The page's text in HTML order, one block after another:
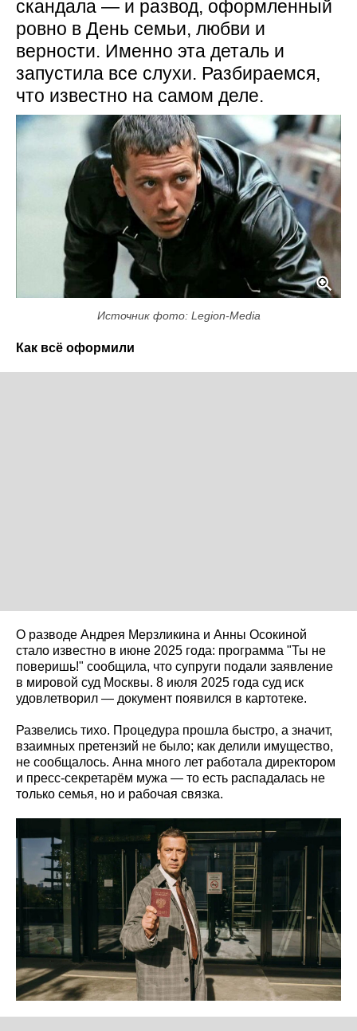
скандала — и развод, оформленный
ровно в День семьи, любви и
верности. Именно эта деталь и
запустила все слухи. Разбираемся,
что известно на самом деле.
Источник фото: Legion-Media
Как всё оформили
О разводе Андрея Мерзликина и Анны Осокиной
стало известно в июне 2025 года: программа "Ты не
поверишь!" сообщила, что супруги подали заявление
в мировой суд Москвы. 8 июля 2025 года суд иск
удовлетворил — документ появился в картотеке.
Развелись тихо. Процедура прошла быстро, а значит,
взаимных претензий не было; как делили имущество,
не сообщалось. Анна много лет работала директором
и пресс-секретарём мужа — то есть распадалась не
только семья, но и рабочая связка.